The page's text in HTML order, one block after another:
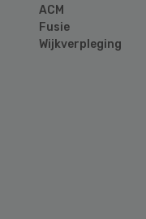
ACM
Fusie
Wijkverpleging